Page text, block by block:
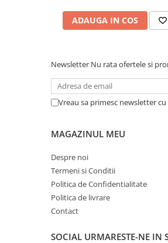
ADAUGA IN COS
Newsletter Nu rata ofertele si
Vreau sa primesc newsletter
MAGAZINUL MEU
Despre noi
Termeni si Conditii
Politica de Confidentialitate
Politica de livrare
Contact
SOCIAL URMARESTE-NE IN